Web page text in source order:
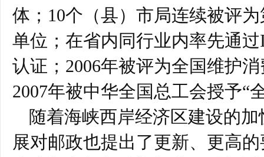
体；10个（县）市局连续被评
单位；在省内同行业内率先通过
认证；2006年被评为全国维护
2007年被中华全国总工会授予“
随着海峡西岸经济区建设的
展对邮政也提出了更新、更高